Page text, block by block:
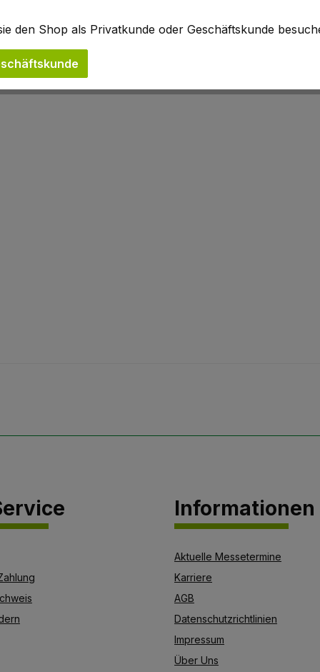
Informationen
Aktuelle Messetermine
Karriere
AGB
Datenschutzrichtlinien
Impressum
Über Uns
den Shop als Privatkunde oder Geschäftskunde